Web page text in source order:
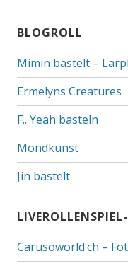
BLOGROLL
Mimin bastelt –
Ermelyns Creatures
F.. Yeah basteln
Mondkunst
Jin bastelt
Carusoworld.ch –